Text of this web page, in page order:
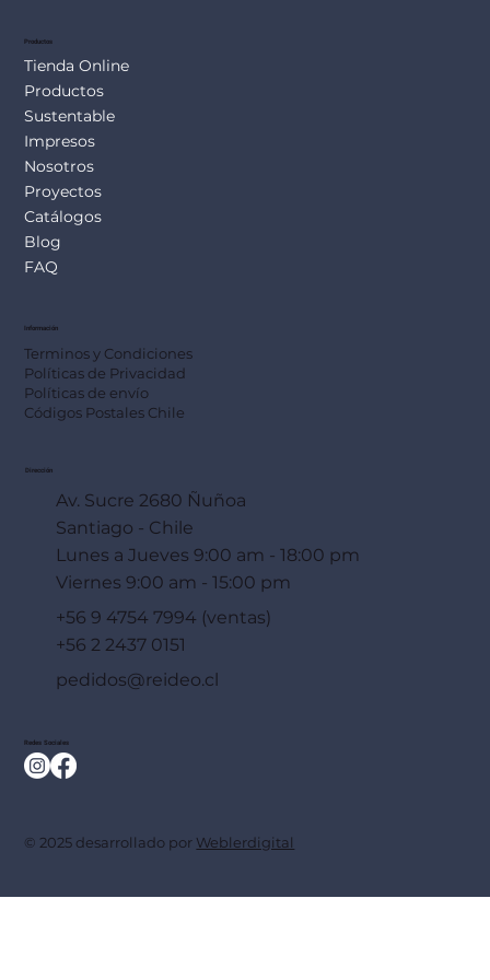
Productos
Tienda Online
Productos
Sustentable
Impresos
Nosotros
Proyectos
Catálogos
Blog
FAQ
Información
Terminos y Condiciones
Políticas de Privacidad
Políticas de envío
Códigos Postales Chile
Dirección
Av. Sucre 2680 Ñuñoa
Santiago - Chile
Lunes a Jueves 9:00 am - 18:00 pm
Viernes 9:00 am - 15:00 pm
+56 9 4754 7994 (ventas)
+56 2 2437 0151
pedidos@reideo.cl
Redes Sociales
© 2025 desarrollado por Weblerdigital